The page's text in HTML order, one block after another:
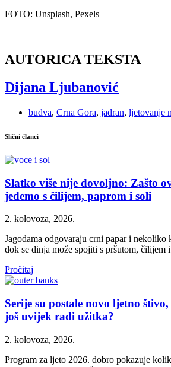
FOTO: Unsplash, Pexels
AUTORICA TEKSTA
Dijana Ljubanović
budva, Crna Gora, jadran, ljetovanje
Slični članci
Slatko više nije dovoljno: Zašto
jedemo s čilijem, paprom i soli
2. kolovoza, 2026.
Jagodama odgovaraju crni papar i nekoliko
dok se dinja može spojiti s pršutom, čilijem
Pročitaj
Serije su postale novo ljetno
još uvijek radi užitka?
2. kolovoza, 2026.
Program za ljeto 2026. dobro pokazuje